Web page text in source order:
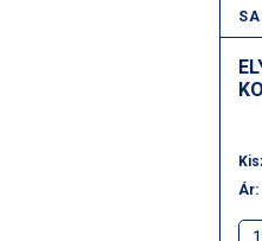
Ár: